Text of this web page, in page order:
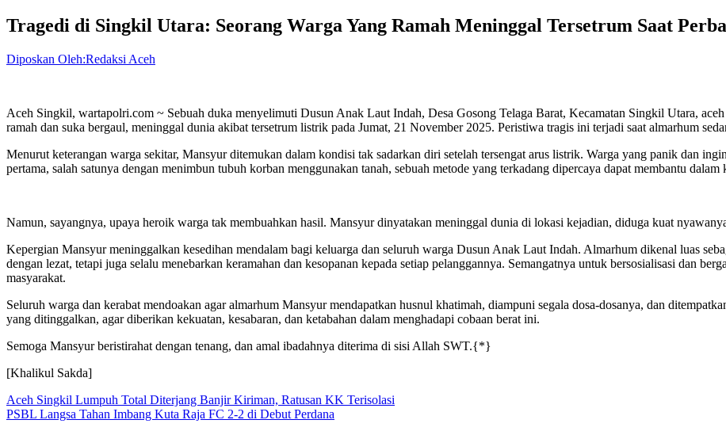
Tragedi di Singkil Utara: Seorang Warga Yang Ramah Meninggal Tersetrum Saat
Diposkan Oleh:Redaksi Aceh
Aceh Singkil, wartapolri.com ~ Sebuah duka menyelimuti Dusun Anak Laut Indah, Desa Gosong Telaga Barat, Kecamatan Singkil Utara,
ramah dan suka bergaul, meninggal dunia akibat tersetrum listrik pada Jumat, 21 November 2025. Peristiwa tragis ini terjadi saat almarhum
Menurut keterangan warga sekitar, Mansyur ditemukan dalam kondisi tak sadarkan diri setelah tersengat arus listrik. Warga yang panik dan
pertama, salah satunya dengan menimbun tubuh korban menggunakan tanah, sebuah metode yang terkadang dipercaya dapat membantu dalam
Namun, sayangnya, upaya heroik warga tak membuahkan hasil. Mansyur dinyatakan meninggal dunia di lokasi kejadian, diduga kuat
Kepergian Mansyur meninggalkan kesedihan mendalam bagi keluarga dan seluruh warga Dusun Anak Laut Indah. Almarhum dikenal luas
dengan lezat, tetapi juga selalu menebarkan keramahan dan kesopanan kepada setiap pelanggannya. Semangatnya untuk bersosialisasi dan
masyarakat.
Seluruh warga dan kerabat mendoakan agar almarhum Mansyur mendapatkan husnul khatimah, diampuni segala dosa-dosanya, dan
yang ditinggalkan, agar diberikan kekuatan, kesabaran, dan ketabahan dalam menghadapi cobaan berat ini.
Semoga Mansyur beristirahat dengan tenang, dan amal ibadahnya diterima di sisi Allah SWT.{*}
[Khalikul Sakda]
Navigasi
pos
Aceh Singkil Lumpuh Total Diterjang Banjir Kiriman, Ratusan KK Terisolasi
PSBL Langsa Tahan Imbang Kuta Raja FC 2-2 di Debut Perdana